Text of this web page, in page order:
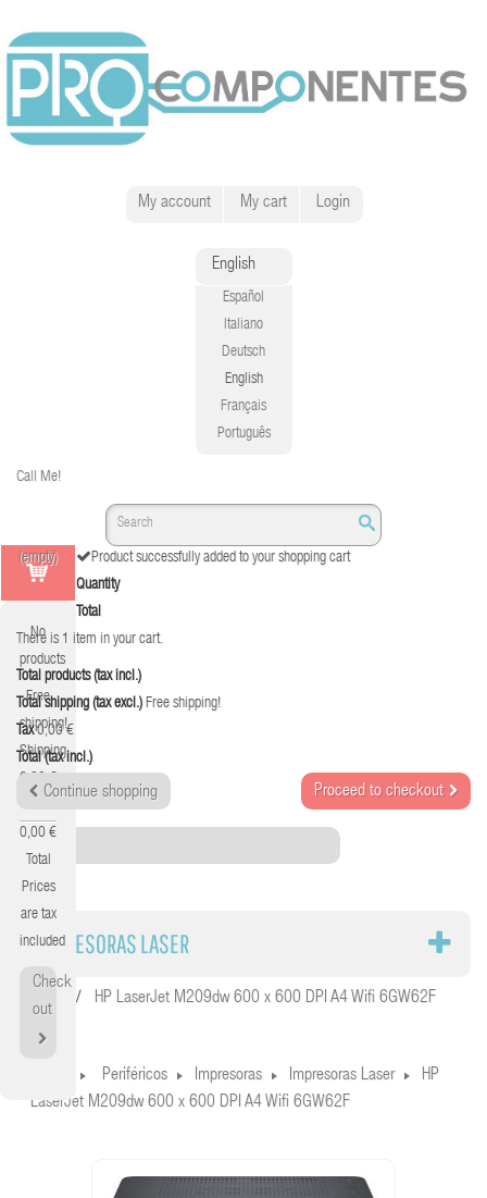
My account My cart Login
English
Español
Italiano
Deutsch
English
Français
Português
Call Me!
(empty)
No
products
Free
shipping!
Shipping
0,00 €
0,00 €
Total
Prices
are tax
included
Check
out
Product successfully added to your shopping cart
Quantity
Total
There is 1 item in your cart.
Total products (tax incl.)
Total shipping (tax excl.) Free shipping!
Tax 0,00 €
Total (tax incl.)
Continue shopping Proceed to checkout
Category
IMPRESORAS LASER
Home HP LaserJet M209dw 600 x 600 DPI A4 Wifi 6GW62F
Periféricos Impresoras Impresoras Laser
HP
LaserJet M209dw 600 x 600 DPI A4 Wifi 6GW62F